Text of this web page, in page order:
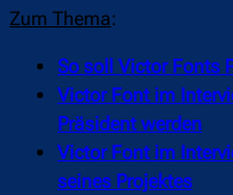
Zum Thema:
So soll Victor Fonts
Victor Font im
Präsident werden
Victor Font im
seines Projektes